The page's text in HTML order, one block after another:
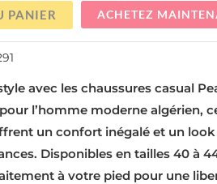
PANIER ACHETEZ
avec les chaussures casual
l’homme moderne algérien,
un confort inégalé et un
Disponibles en tailles 40 à
à votre pied pour une